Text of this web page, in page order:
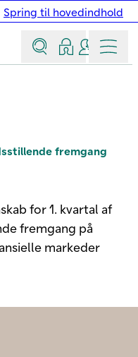
Spring til hovedindhold
Søg Log indKontakt
Menu
fremgang
for 1. kvartal af
fremgang på
markeder